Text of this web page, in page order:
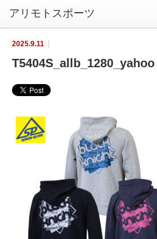
2025.9.11
T5404S_allb_1280_yahoo